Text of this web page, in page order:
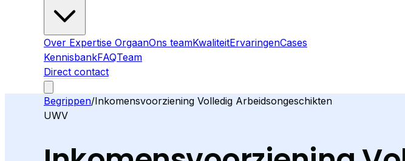
Over Expertise OrgaanOns teamKwaliteitErvaringenCases
KennisbankFAQTeam
Direct contact
Begrippen/Inkomensvoorziening Volledig Arbeidsongeschikten
UWV